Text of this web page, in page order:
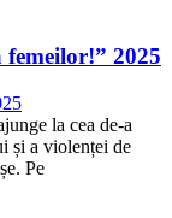
2025
la cea de-a
și a violenței de
Pe